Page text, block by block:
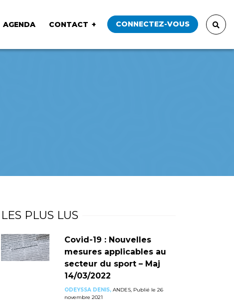
AGENDA CONTACT CONNECTEZ-VOUS
LES PLUS LUS
Covid-19 : Nouvelles
mesures applicables au
secteur du sport – Maj
14/03/2022
ODEYSSA DENIS,ANDES, Publié le 26
novembre 2021